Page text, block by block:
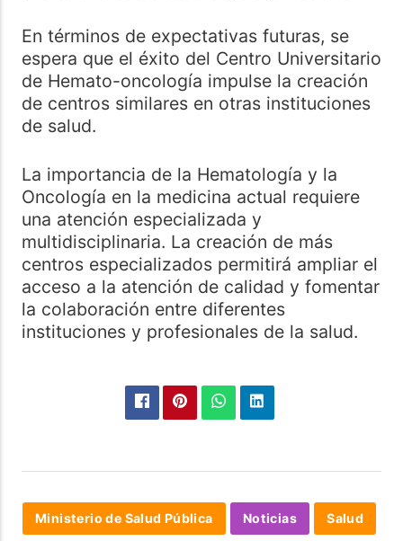
En términos de expectativas futuras, se
espera que el éxito del Centro Universitario
de Hemato-oncología impulse la creación
de centros similares en otras instituciones
de salud.
La importancia de la Hematología y la
Oncología en la medicina actual requiere
una atención especializada y
multidisciplinaria. La creación de más
centros especializados permitirá ampliar el
acceso a la atención de calidad y fomentar
la colaboración entre diferentes
instituciones y profesionales de la salud.
Ministerio de Salud Pública Noticias Salud